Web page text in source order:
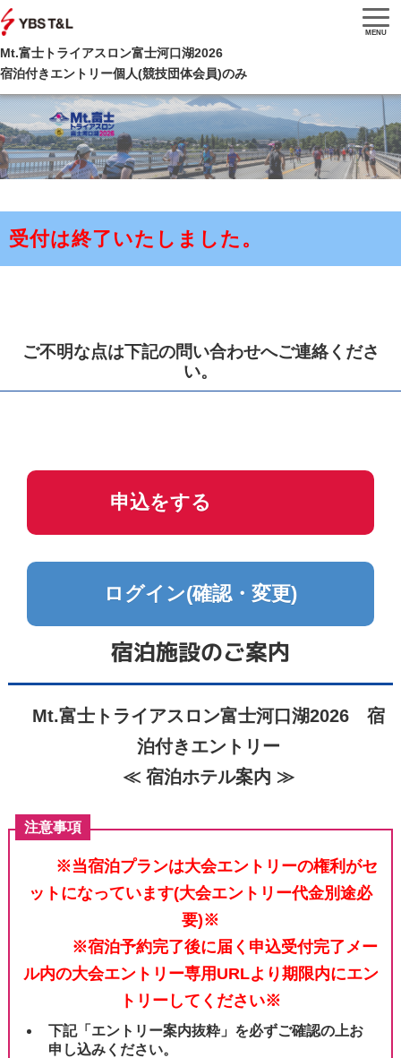
MENU
Mt.富士トライアスロン富士河口湖2026
宿泊付きエントリー個人(競技団体会員)のみ
受付は終了いたしました。
ご不明な点は下記の問い合わせへご連絡くださ
い。
申込をする
ログイン(確認・変更)
宿泊施設のご案内
Mt.富士トライアスロン富士河口湖2026 宿
泊付きエントリー
≪ 宿泊ホテル案内 ≫
注意事項
※当宿泊プランは大会エントリーの権利がセ
ットになっています(大会エントリー代金別途必
要)※
※宿泊予約完了後に届く申込受付完了メー
ル内の大会エントリー専用URLより期限内にエン
トリーしてください※
下記「エントリー案内抜粋」を必ずご確認の上お
申し込みください。